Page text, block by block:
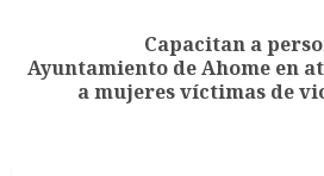
Siguiente
entrada:
Capacitan a
Ayuntamiento de Ahome en
a mujeres víctimas de